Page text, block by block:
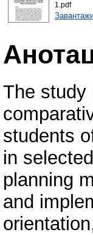
1.pdf
The study
students
in
planning
and